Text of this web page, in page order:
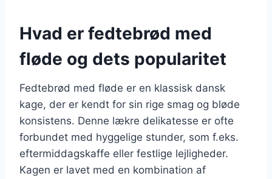
Hvad er fedtebrød med
fløde og dets popularitet
Fedtebrød med fløde er en klassisk dansk
kage, der er kendt for sin rige smag og bløde
konsistens. Denne lækre delikatesse er ofte
forbundet med hyggelige stunder, som f.eks.
eftermiddagskaffe eller festlige lejligheder.
Kagen er lavet med en kombination af